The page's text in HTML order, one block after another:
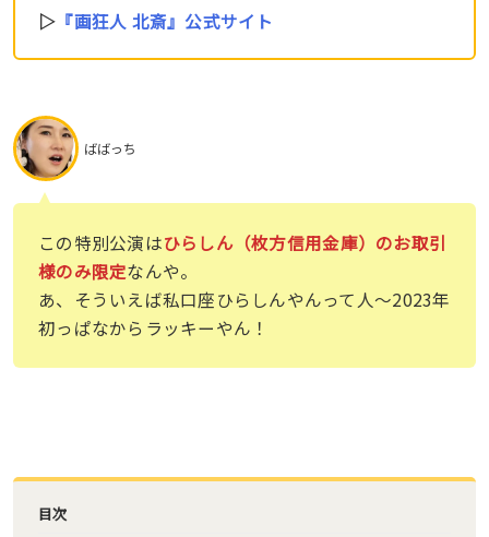
▷ 『画狂人 北斎』公式サイト
ばばっち
この特別公演はひらしん（枚方信用金庫）のお取引
様のみ限定なんや。
あ、そういえば私口座ひらしんやんって人〜2023年
初っぱなからラッキーやん！
目次